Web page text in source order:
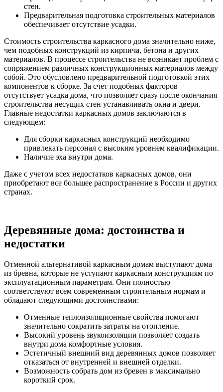
стен.
Предварительная подготовка строительных материалов
обеспечивает отсутствие усадки.
Стоимость строительства каркасного дома значительно ниже,
чем подобных конструкций из кирпича, бетона и других
материалов. В процессе строительства не возникает проблем с
сопряжением различных конструкционных материалов между
собой. Это обусловлено предварительной подготовкой этих
компонентов к сборке. За счет подобных факторов
отсутствует усадка дома, что позволяет сразу после окончания
строительства несущих стен устанавливать окна и двери.
Главные недостатки каркасных домов заключаются в
следующем:
Для сборки каркасных конструкций необходимо
привлекать персонал с высоким уровнем квалификации.
Наличие эха внутри дома.
Даже с учетом всех недостатков каркасных домов, они
приобретают все большее распространение в России и других
странах.
Деревянные дома: достоинства и
недостатки
Отменной альтернативой каркасным домам выступают дома
из бревна, которые не уступают каркасным конструкциям по
эксплуатационным параметрам. Они полностью
соответствуют всем современным строительным нормам и
обладают следующими достоинствами:
Отменные теплоизоляционные свойства помогают
значительно сократить затраты на отопление.
Высокий уровень звукоизоляции позволяет создать
внутри дома комфортные условия.
Эстетичный внешний вид деревянных домов позволяет
отказаться от внутренней и внешней отделки.
Возможность собрать дом из бревен в максимально
короткий срок.